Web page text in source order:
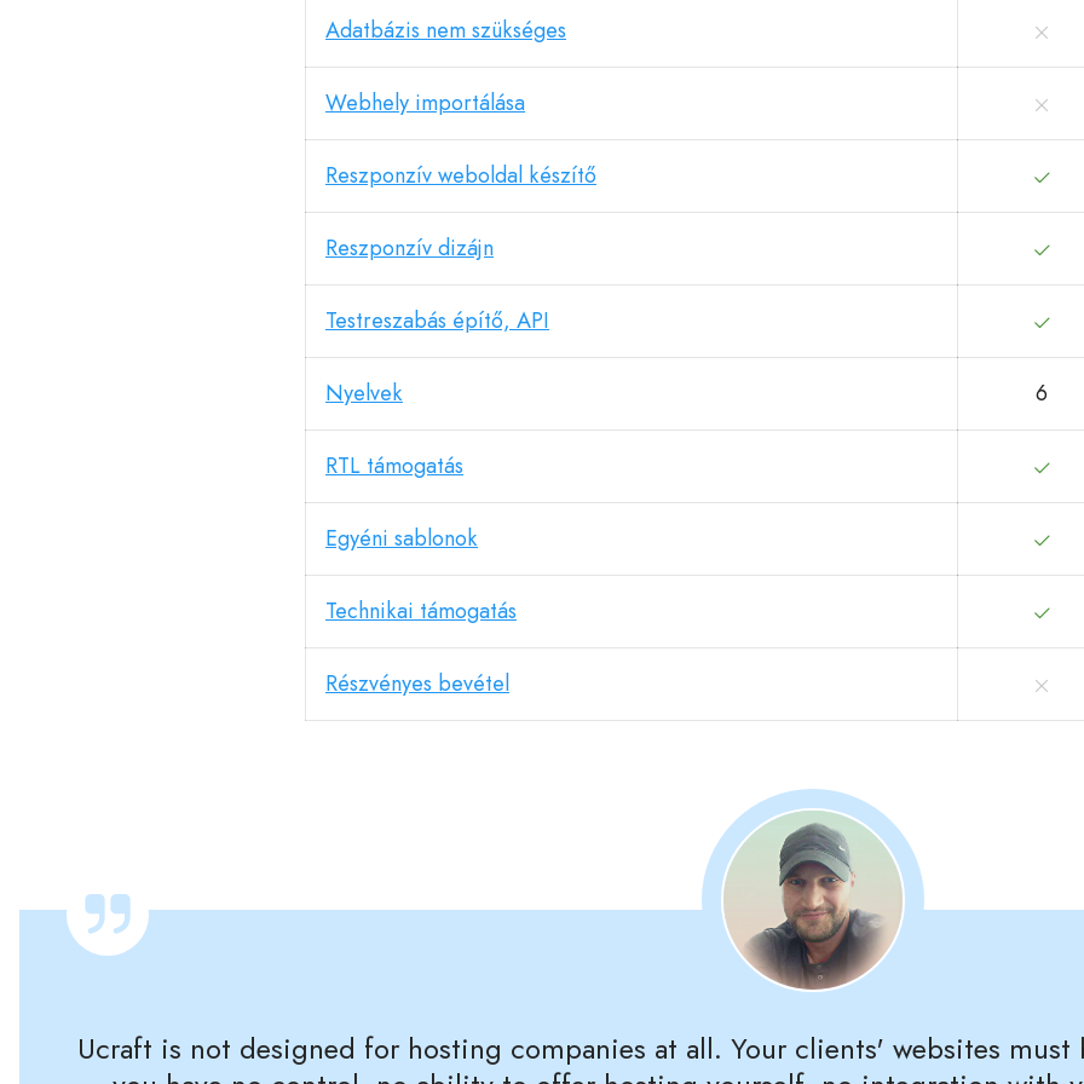
Adatbázis nem szükséges
Webhely importálása
Reszponzív weboldal készítő
Reszponzív dizájn
Testreszabás építő, API
Nyelvek 6
RTL támogatás
Egyéni sablonok
Technikai támogatás
Részvényes bevétel
Ucraft is not designed for hosting companies at all. Your clients' websites